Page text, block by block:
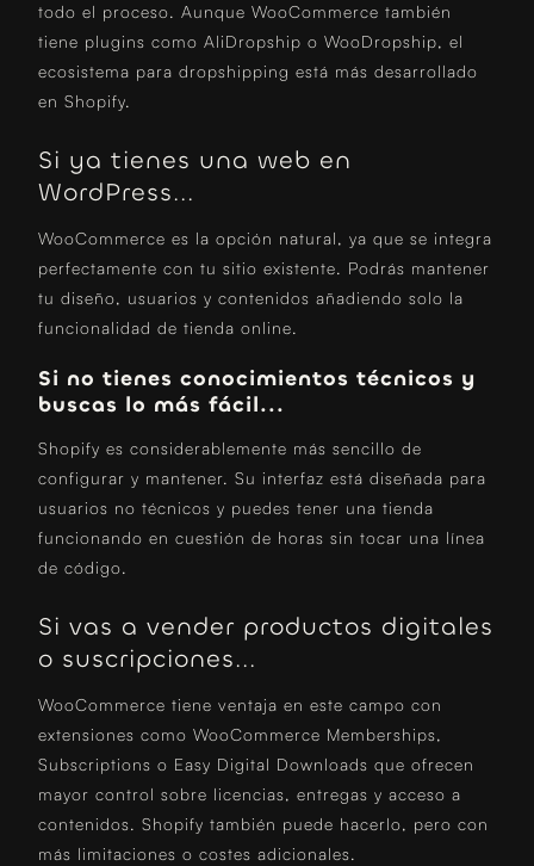
todo el proceso. Aunque WooCommerce también
tiene plugins como AliDropship o WooDropship, el
ecosistema para dropshipping está más desarrollado
en Shopify.
Si ya tienes una web en
WordPress...
WooCommerce es la opción natural, ya que se integra
perfectamente con tu sitio existente. Podrás mantener
tu diseño, usuarios y contenidos añadiendo solo la
funcionalidad de tienda online.
Si no tienes conocimientos técnicos y
buscas lo más fácil...
Shopify es considerablemente más sencillo de
configurar y mantener. Su interfaz está diseñada para
usuarios no técnicos y puedes tener una tienda
funcionando en cuestión de horas sin tocar una línea
de código.
Si vas a vender productos digitales
o suscripciones...
WooCommerce tiene ventaja en este campo con
extensiones como WooCommerce Memberships,
Subscriptions o Easy Digital Downloads que ofrecen
mayor control sobre licencias, entregas y acceso a
contenidos. Shopify también puede hacerlo, pero con
más limitaciones o costes adicionales.